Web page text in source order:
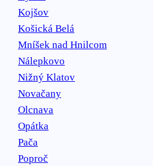
Kojšov
Košická Belá
Mníšek nad Hnilcom
Nálepkovo
Nižný Klatov
Novačany
Olcnava
Opátka
Pača
Poproč